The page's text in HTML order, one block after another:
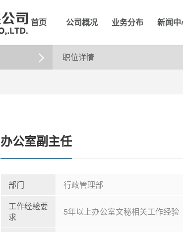
首页 公司概况 业务分布 新闻中
 职位详情
办公室副主任
部门 行政管理部
工作经验要
求
5年以上办公室文秘相关工作经验